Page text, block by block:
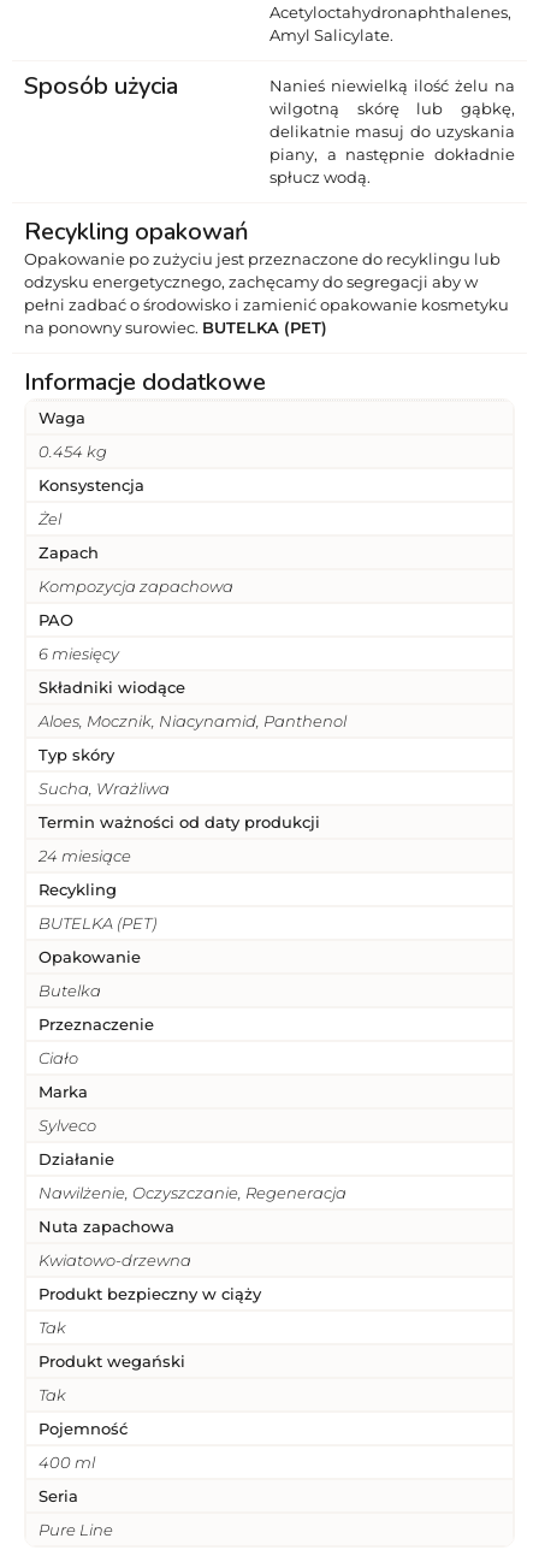
Acetyloctahydronaphthalenes,
Amyl Salicylate.
Sposób użycia
Nanieś niewielką ilość żelu na
wilgotną skórę lub gąbkę,
delikatnie masuj do uzyskania
piany, a następnie dokładnie
spłucz wodą.
Recykling opakowań
Opakowanie po zużyciu jest przeznaczone do recyklingu lub
odzysku energetycznego, zachęcamy do segregacji aby w
pełni zadbać o środowisko i zamienić opakowanie kosmetyku
na ponowny surowiec. BUTELKA (PET)
Informacje dodatkowe
Waga
0.454 kg
Konsystencja
Żel
Zapach
Kompozycja zapachowa
PAO
6 miesięcy
Składniki wiodące
Aloes, Mocznik, Niacynamid, Panthenol
Typ skóry
Sucha, Wrażliwa
Termin ważności od daty produkcji
24 miesiące
Recykling
BUTELKA (PET)
Opakowanie
Butelka
Przeznaczenie
Ciało
Marka
Sylveco
Działanie
Nawilżenie, Oczyszczanie, Regeneracja
Nuta zapachowa
Kwiatowo-drzewna
Produkt bezpieczny w ciąży
Tak
Produkt wegański
Tak
Pojemność
400 ml
Seria
Pure Line